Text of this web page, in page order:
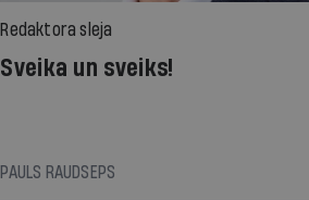
Redaktora sleja
Sveika un sveiks!
PAULS RAUDSEPS